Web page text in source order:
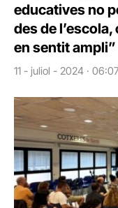
educatives no
des de
en sentit ampli”
11 - juliol - 2024 ·